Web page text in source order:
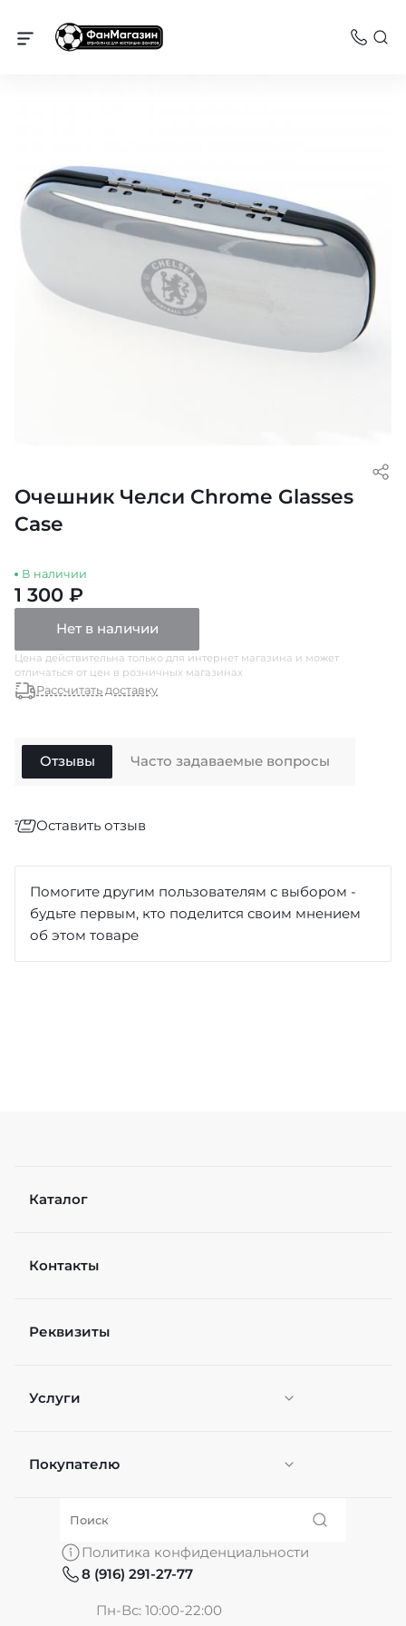
Челси
Очешник Челси Chrome Glasses
Case
В наличии
1 300 ₽
Нет в наличии
Цена действительна только для интернет магазина и может
отличаться от цен в розничных магазинах
Рассчитать доставку
Отзывы
Оставить отзыв
Файл
Я согласен(а) на
обработку персональных
Отправить
Помогите другим пользователям с выбором -
будьте первым, кто поделится своим мнением
об этом товаре
Часто задаваемые вопросы
Каталог
Контакты
Реквизиты
Услуги
Персонификация
Покупателю
О нас
Политика конфиденциальности
8 (916) 291-27-77
Пн-Вс: 10:00-22:00